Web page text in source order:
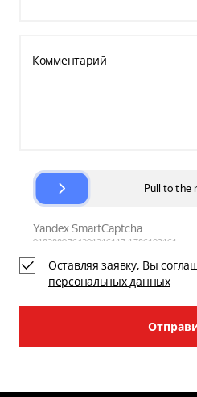
Комментарий
Оставляя заявку, Вы
персональных данных